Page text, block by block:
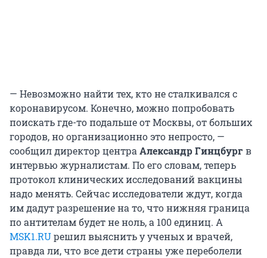
— Невозможно найти тех, кто не сталкивался с
коронавирусом. Конечно, можно попробовать
поискать где-то подальше от Москвы, от больших
городов, но организационно это непросто, —
сообщил директор центраАлександр Гинцбург в
интервью журналистам. По его словам, теперь
протокол клинических исследований вакцины
надо менять. Сейчас исследователи ждут, когда
им дадут разрешение на то, что нижняя граница
по антителам будет не ноль, а 100 единиц. А
MSK1.RUрешил выяснить у ученых и врачей,
правда ли, что все дети страны уже переболели